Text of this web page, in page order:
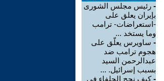
- رئيس مجلس الشورى
بإيران يعلق على
-استعراضات- ترامب
وما يستخد ...
- ساويرس يعلّق على
هجوم ترامب ضد
عبدالرحمن السيد
بسبب إسرائيل. ...
-كيف نجح الحلفاء في